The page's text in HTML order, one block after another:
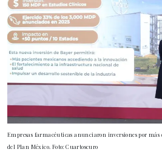
Empresas farmacéuticas anunciaron inversiones por más
del Plan México. Foto: Cuartoscuro